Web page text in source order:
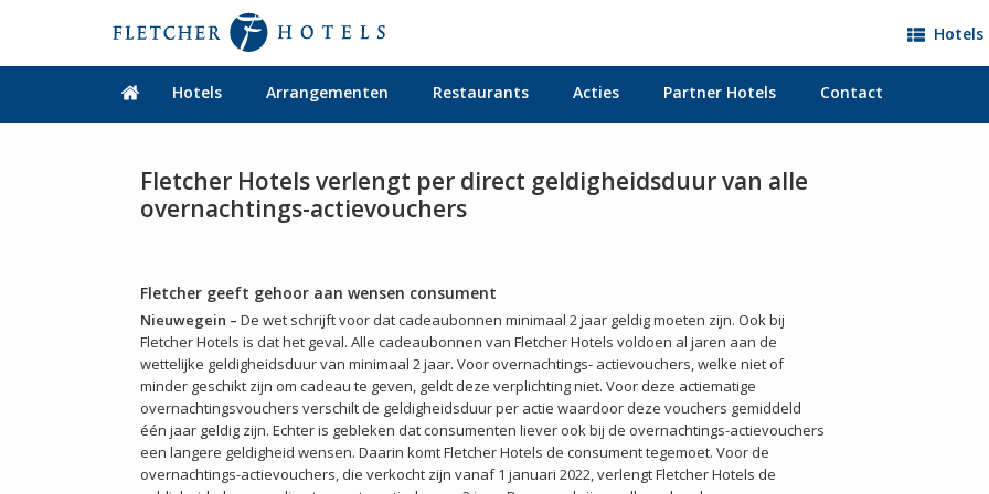
Hotels
Hotels Arrangementen Restaurants Acties Partner Hotels Contact
Fletcher Hotels verlengt per direct geldigheidsduur van alle
overnachtings-actievouchers
Fletcher geeft gehoor aan wensen consument
Nieuwegein – De wet schrijft voor dat cadeaubonnen minimaal 2 jaar geldig moeten zijn. Ook bij
Fletcher Hotels is dat het geval. Alle cadeaubonnen van Fletcher Hotels voldoen al jaren aan de
wettelijke geldigheidsduur van minimaal 2 jaar. Voor overnachtings- actievouchers, welke niet of
minder geschikt zijn om cadeau te geven, geldt deze verplichting niet. Voor deze actiematige
overnachtingsvouchers verschilt de geldigheidsduur per actie waardoor deze vouchers gemiddeld
één jaar geldig zijn. Echter is gebleken dat consumenten liever ook bij de overnachtings-actievouchers
een langere geldigheid wensen. Daarin komt Fletcher Hotels de consument tegemoet. Voor de
overnachtings-actievouchers, die verkocht zijn vanaf 1 januari 2022, verlengt Fletcher Hotels de